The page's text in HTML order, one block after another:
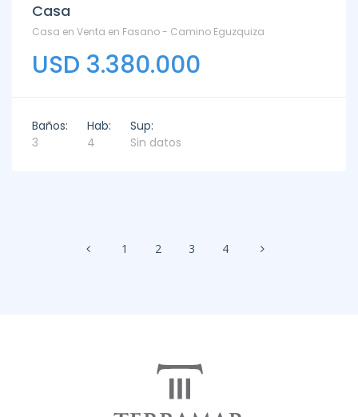
Casa
Casa en Venta en Fasano - Camino Eguzquiza
USD 3.380.000
Baños:
3
Hab:
4
Sup:
Sin datos
1 2 3 4